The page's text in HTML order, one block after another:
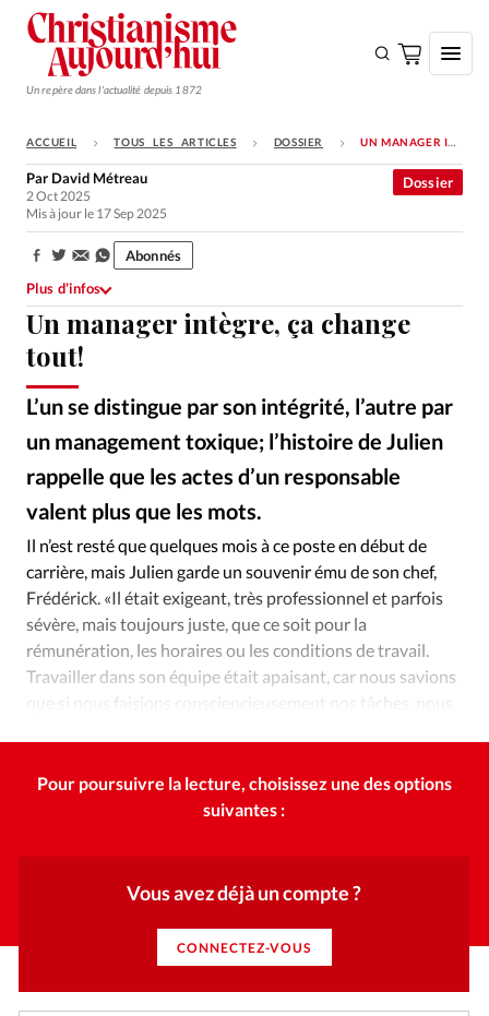
Un repère dans l'actualité depuis 1872
S'ABONNER
Monde
Opinions
Tous les articles
Faire un don
Emploi
Se connecter
Édition: Internationale
Devise:
CHF
RUBRIQUES
Tous les articles
Actualité chrétienne
Actualité internationale
Chronique
Culture
Dossier
Eglises Foi Génération réveil
Monde
Opinions
Publireportage
Relations Aujourd'hui
ACCUEIL TOUS LES ARTICLES DOSSIER UN MANAGER INTÈGRE, ÇA CHANGE TOUT!
Un manager intègre, ça change
tout!
L’un se distingue par son intégrité, l’autre par
un management toxique; l’histoire de Julien
rappelle que les actes d’un responsable
valent plus que les mots.
Dossier
Par David Métreau
2 Oct 2025
Mis à jour le 17 Sep 2025
Partager:
Abonnés
Plus d’infos
©juriymaslak.gmail.com – Depositphotos / Selon une étude ADP menée dans huit pays européens en 2019, 23% des salariés considéraient le mauvais management comme le frein principal à leur productivité.
Il n’est resté que quelques mois à ce poste en début de
carrière, mais Julien garde un souvenir ému de son chef,
Frédérick. «Il était exigeant, très professionnel et parfois
sévère, mais toujours juste, que ce soit pour la
rémunération, les horaires ou les conditions de travail.
Travailler dans son équipe était apaisant, car nous savions
que si nous faisions consciencieusement nos tâches, nous
Pour poursuivre la lecture, choisissez une des options
suivantes :
Vous avez déjà un compte ?
CONNECTEZ-VOUS